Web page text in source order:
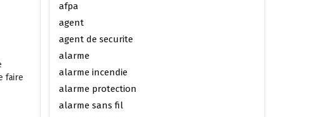
faire
afpa
agent
agent de securite
alarme
alarme incendie
alarme protection
alarme sans fil